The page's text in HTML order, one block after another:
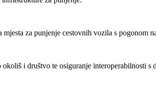
za punjenje cestovnih vozila s pogonom
i društvo te osiguranje interoperabilnosti s